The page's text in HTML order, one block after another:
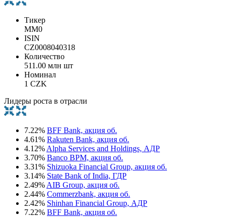
Тикер
MM0
ISIN
CZ0008040318
Количество
511.00 млн шт
Номинал
1 CZK
Лидеры роста в отрасли
7.22% BFF Bank, акция об.
4.61% Rakuten Bank, акция об.
4.12% Alpha Services and Holdings, АДР
3.70% Banco BPM, акция об.
3.31% Shizuoka Financial Group, акция об.
3.14% State Bank of India, ГДР
2.49% AIB Group, акция об.
2.44% Commerzbank, акция об.
2.42% Shinhan Financial Group, АДР
7.22% BFF Bank, акция об.